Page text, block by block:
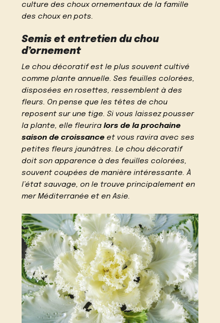
culture des choux ornementaux de la famille
des choux en pots.
Semis et entretien du chou
d’ornement
Le chou décoratif est le plus souvent cultivé
comme plante annuelle. Ses feuilles colorées,
disposées en rosettes, ressemblent à des
fleurs. On pense que les têtes de chou
reposent sur une tige. Si vous laissez pousser
la plante, elle fleuriralors de la prochaine
saison de croissance et vous ravira avec ses
petites fleurs jaunâtres. Le chou décoratif
doit son apparence à des feuilles colorées,
souvent coupées de manière intéressante. À
l’état sauvage, on le trouve principalement en
mer Méditerranée et en Asie.